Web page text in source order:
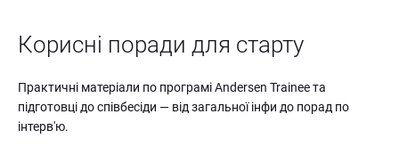
Корисні поради для старту
Практичні матеріали по програмі Andersen Trainee та
підготовці до співбесіди — від загальної інфи до порад по
інтерв'ю.